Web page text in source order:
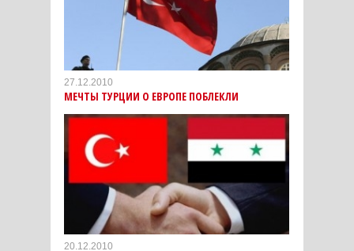
27.12.2010
МЕЧТЫ ТУРЦИИ О ЕВРОПЕ ПОБЛЕКЛИ
20.12.2010